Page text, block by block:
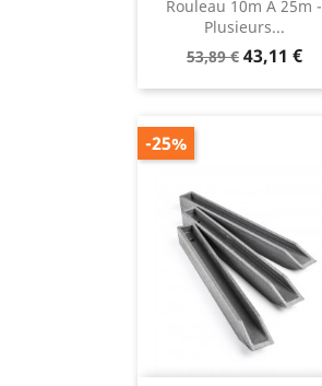
Rouleau 10m À 25m -
Plusieurs...
Prix
base
53,89 € Prix
43,11 €
-25%